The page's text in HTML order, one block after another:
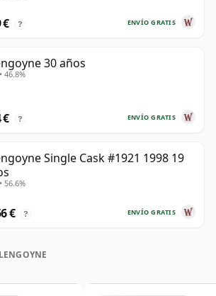
ENVÍO GRATIS
€ ?
30 años
46.8%
ENVÍO GRATIS
€ ?
Single Cask #1921 1998 19
56.6%
ENVÍO GRATIS
€ ?